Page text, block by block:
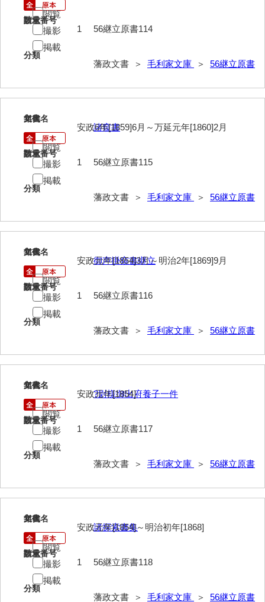
請求番号
56継立原書114
分類
藩政文書 ＞ 毛利家文庫 ＞ 56継立原書
数量
1
閲覧
撮影
掲載
115
文書名
諸窺書
請求番号
56継立原書115
分類
藩政文書 ＞ 毛利家文庫 ＞ 56継立原書
年代
安政6年[1859]6月～万延元年[1860]2月
数量
1
閲覧
撮影
掲載
116
文書名
御声掛窺書継立
請求番号
56継立原書116
分類
藩政文書 ＞ 毛利家文庫 ＞ 56継立原書
年代
安政元年[1854]3月～明治2年[1869]9月
数量
1
閲覧
撮影
掲載
117
文書名
?尉様御出府養子一件
請求番号
56継立原書117
分類
藩政文書 ＞ 毛利家文庫 ＞ 56継立原書
年代
安政元年[1854]
数量
1
閲覧
撮影
掲載
118
文書名
諸探索書集
請求番号
56継立原書118
分類
藩政文書 ＞ 毛利家文庫 ＞ 56継立原書
年代
安政元年[1854]～明治初年[1868]
数量
1
閲覧
撮影
掲載